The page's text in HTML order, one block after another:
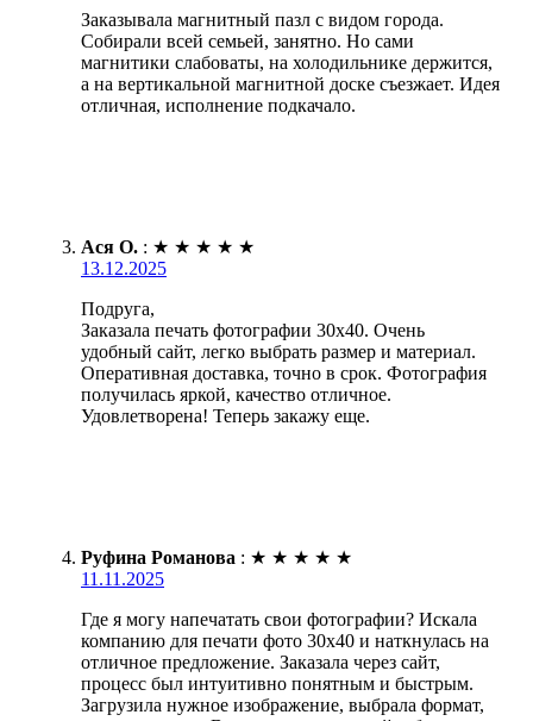
Заказывала магнитный пазл с видом города.
Собирали всей семьей, занятно. Но сами
магнитики слабоваты, на холодильнике держится,
а на вертикальной магнитной доске съезжает. Идея
отличная, исполнение подкачало.
Ася О. : ★ ★ ★ ★ ★
13.12.2025
Подруга,
Заказала печать фотографии 30х40. Очень
удобный сайт, легко выбрать размер и материал.
Оперативная доставка, точно в срок. Фотография
получилась яркой, качество отличное.
Удовлетворена! Теперь закажу еще.
Руфина Романова : ★ ★ ★ ★ ★
11.11.2025
Где я могу напечатать свои фотографии? Искала
компанию для печати фото 30х40 и наткнулась на
отличное предложение. Заказала через сайт,
процесс был интуитивно понятным и быстрым.
Загрузила нужное изображение, выбрала формат,